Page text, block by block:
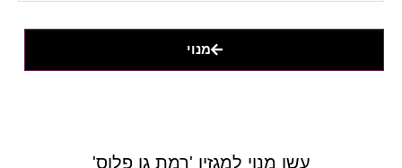
מנוי
עשו מנוי למגזין 'רמת גן פלוס'